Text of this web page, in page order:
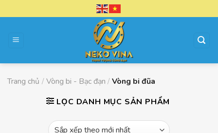
đến
dung
Trang chủ / Vòng bi - Bạc đạn / Vòng bi đũa
LỌC DANH MỤC SẢN PHẨM